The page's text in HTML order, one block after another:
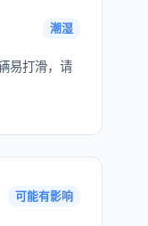
潮湿
易打滑，请
可能有影响